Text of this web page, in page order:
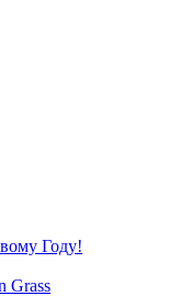
Году!
Grass